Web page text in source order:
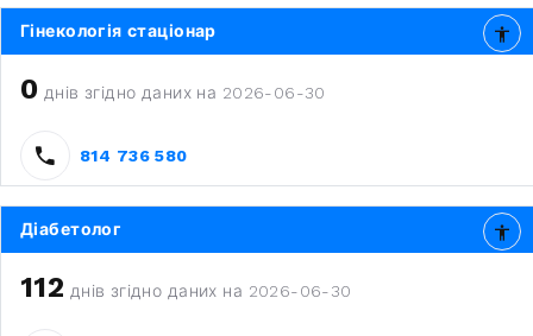
Гінекологія стаціонар
0 днів згідно даних на 2026-06-30
814 736 580
Діабетолог
112 днів згідно даних на 2026-06-30